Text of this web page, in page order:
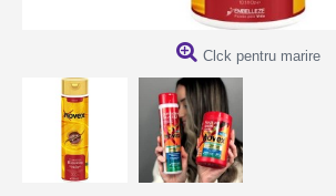
Clck pentru marire